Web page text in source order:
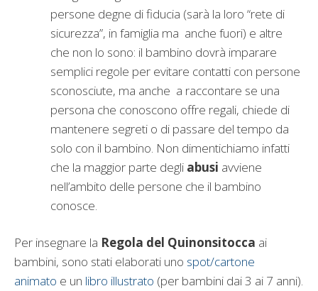
persone degne di fiducia (sarà la loro “rete di
sicurezza”, in famiglia ma anche fuori) e altre
che non lo sono: il bambino dovrà imparare
semplici regole per evitare contatti con persone
sconosciute, ma anche a raccontare se una
persona che conoscono offre regali, chiede di
mantenere segreti o di passare del tempo da
solo con il bambino. Non dimentichiamo infatti
che la maggior parte degli abusi avviene
nell’ambito delle persone che il bambino
conosce.
Per insegnare la Regola del Quinonsitocca ai
bambini, sono stati elaborati uno spot/cartone
animato e un libro illustrato (per bambini dai 3 ai 7 anni).